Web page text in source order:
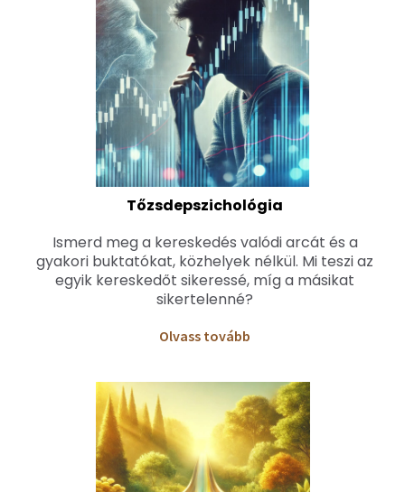
Tőzsdepszichológia
Ismerd meg a kereskedés valódi arcát és a
gyakori buktatókat, közhelyek nélkül. Mi teszi az
egyik kereskedőt sikeressé, míg a másikat
sikertelenné?
Olvass tovább